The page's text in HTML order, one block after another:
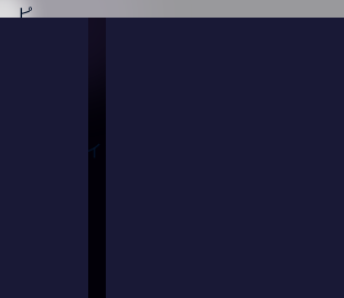
マインクラフト（Java版）の「Paper